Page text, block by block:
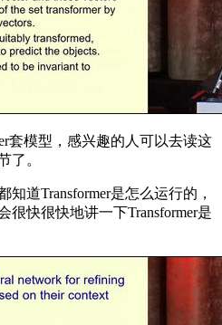
模型，感兴趣的人可以去读这
了。
道Transformer是怎么运行的，
很快很快地讲一下Transformer是